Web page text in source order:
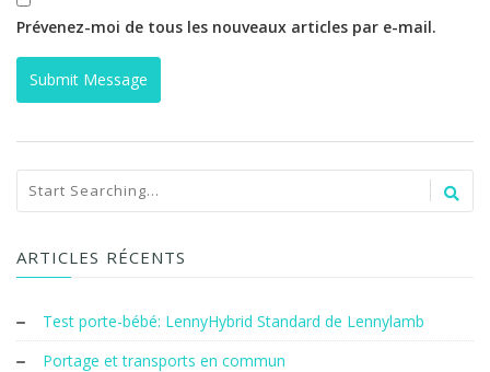
Prévenez-moi de tous les nouveaux articles par e-mail.
ARTICLES RÉCENTS
Test porte-bébé: LennyHybrid Standard de Lennylamb
Portage et transports en commun